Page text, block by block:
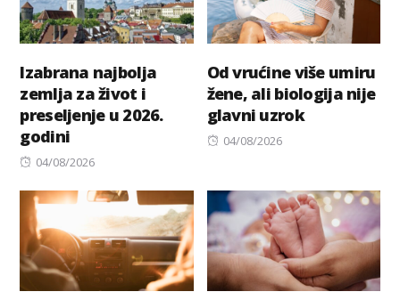
Izabrana najbolja
zemlja za život i
preseljenje u 2026.
godini
Posted
04/08/2026
Od vrućine više umiru
žene, ali biologija nije
glavni uzrok
Posted
04/08/2026